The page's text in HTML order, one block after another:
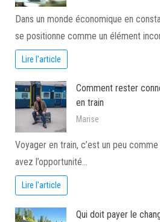
Dans un monde économique en
se positionne comme un élément
Lire l'article
Comment rester
en train
Marise
Voyager en train, c’est un peu
avez l’opportunité…
Lire l'article
Qui doit payer le